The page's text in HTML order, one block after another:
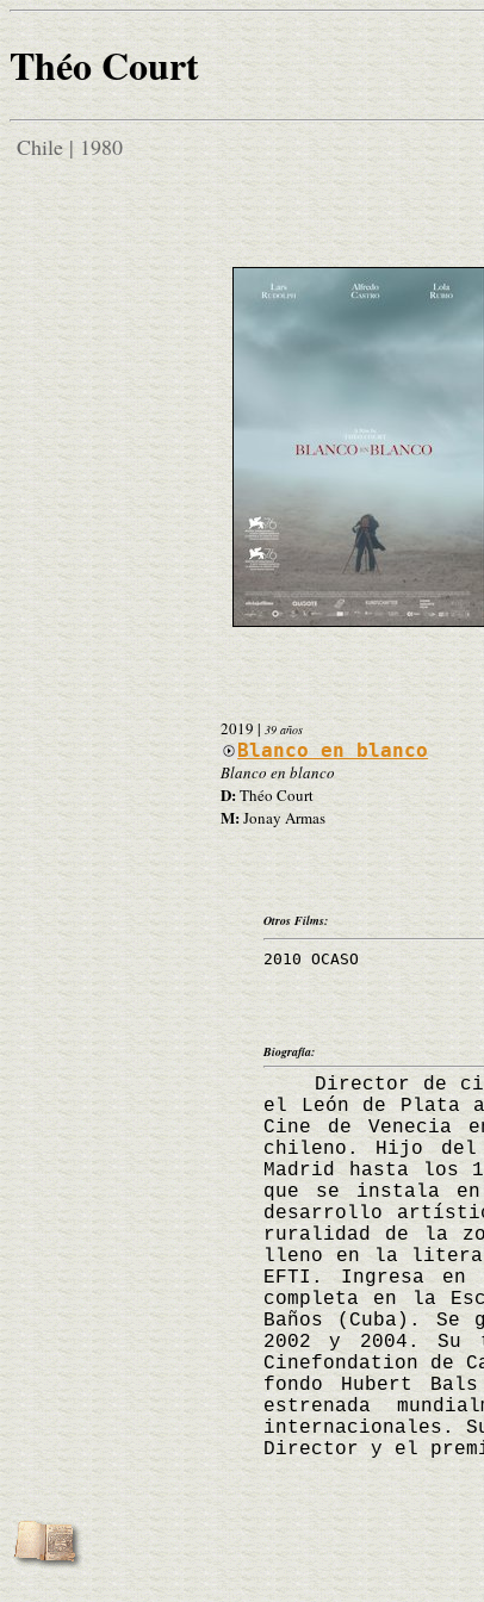
Théo Court
Chile | 1980
2019 | 39 años
Blanco en blanco
Blanco en blanco
D:Théo Court
M:Jonay Armas
Otros Films:
2010 OCASO
Biografía:
Director de cine
el León de Plata
Cine de Venecia
chileno. Hijo del
Madrid hasta los
que se instala en
desarrollo
ruralidad de la
lleno en la
EFTI. Ingresa en
completa en la
Baños (Cuba).
2002 y 2004.
Cinefondation de
fondo Hubert
estrenada
internacionales.
Director y el